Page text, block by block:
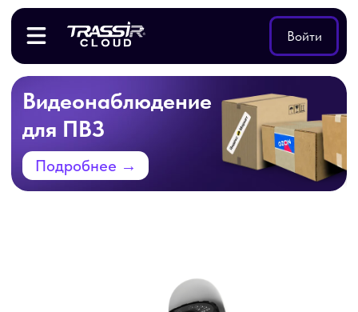
Видеонаблюдение
для ПВЗ
Подробнее →